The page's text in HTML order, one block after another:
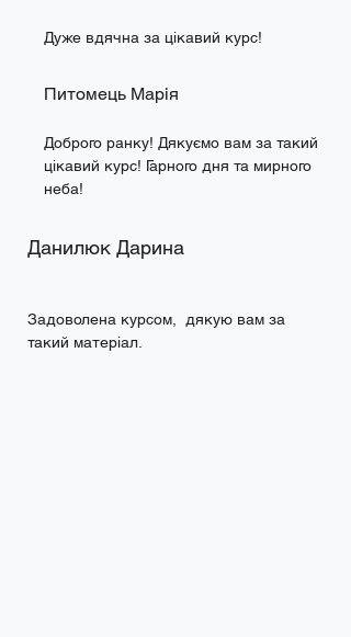
Дуже вдячна за цікавий курс!
Питомець Марія
Доброго ранку! Дякуємо вам за такий
цікавий курс! Гарного дня та мирного
неба!
Данилюк Дарина
Задоволена курсом,  дякую вам за
такий матеріал.